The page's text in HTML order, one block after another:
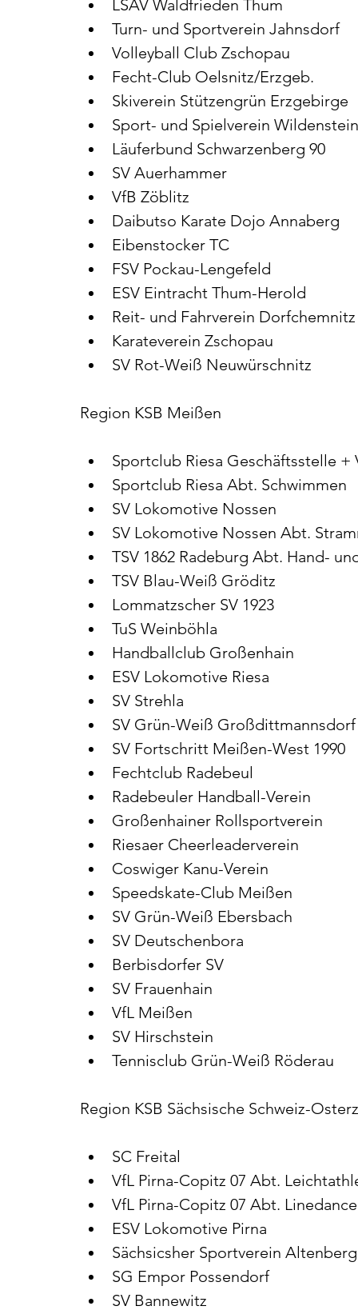
LSAV Waldfrieden Thum
Turn- und Sportverein Jahnsdorf
Volleyball Club Zschopau
Fecht-Club Oelsnitz/Erzgeb.
Skiverein Stützengrün Erzgebirge
Sport- und Spielverein Wildenstein
Läuferbund Schwarzenberg 90
SV Auerhammer
VfB Zöblitz
Daibutso Karate Dojo Annaberg
Eibenstocker TC
FSV Pockau-Lengefeld
ESV Eintracht Thum-Herold
Reit- und Fahrverein Dorfchemnitz
Karateverein Zschopau
SV Rot-Weiß Neuwürschnitz
Region KSB Meißen
Sportclub Riesa Geschäftsstelle +
Sportclub Riesa Abt. Schwimmen
SV Lokomotive Nossen
SV Lokomotive Nossen Abt.
TSV 1862 Radeburg Abt. Hand-
TSV Blau-Weiß Gröditz
Lommatzscher SV 1923
TuS Weinböhla
Handballclub Großenhain
ESV Lokomotive Riesa
SV Strehla
SV Grün-Weiß Großdittmannsdorf
SV Fortschritt Meißen-West 1990
Fechtclub Radebeul
Radebeuler Handball-Verein
Großenhainer Rollsportverein
Riesaer Cheerleaderverein
Coswiger Kanu-Verein
Speedskate-Club Meißen
SV Grün-Weiß Ebersbach
SV Deutschenbora
Berbisdorfer SV
SV Frauenhain
VfL Meißen
SV Hirschstein
Tennisclub Grün-Weiß Röderau
Region KSB Sächsische Schweiz-
SC Freital
VfL Pirna-Copitz 07 Abt.
VfL Pirna-Copitz 07 Abt. Linedance
ESV Lokomotive Pirna
Sächsicsher Sportverein Altenberg
SG Empor Possendorf
SV Bannewitz